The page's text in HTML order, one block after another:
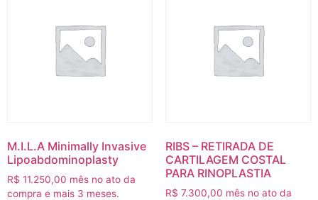
M.I.L.A Minimally Invasive
Lipoabdominoplasty
R$ 11.250,00 mês no ato da
compra e mais 3 meses.
RIBS – RETIRADA DE
CARTILAGEM COSTAL
PARA RINOPLASTIA
R$ 7.300,00 mês no ato da